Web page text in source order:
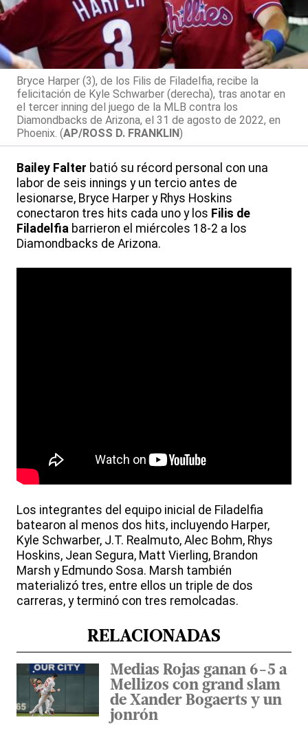
Bryce Harper (3), de los Filis de Filadelfia, recibe la
felicitación de Kyle Schwarber (derecha), tras anotar en
el tercer inning del juego de la MLB contra los
Diamondbacks de Arizona, el 31 de agosto de 2022, en
Phoenix. (AP/ROSS D. FRANKLIN)
Bailey Falter batió su récord personal con una
labor de seis innings y un tercio antes de
lesionarse, Bryce Harper y Rhys Hoskins
conectaron tres hits cada uno y los Filis de
Filadelfia barrieron el miércoles 18-2 a los
Diamondbacks de Arizona.
Los integrantes del equipo inicial de Filadelfia
batearon al menos dos hits, incluyendo Harper,
Kyle Schwarber, J.T. Realmuto, Alec Bohm, Rhys
Hoskins, Jean Segura, Matt Vierling, Brandon
Marsh y Edmundo Sosa. Marsh también
materializó tres, entre ellos un triple de dos
carreras, y terminó con tres remolcadas.
RELACIONADAS
Medias Rojas ganan 6-5 a
Mellizos con grand slam
de Xander Bogaerts y un
jonrón